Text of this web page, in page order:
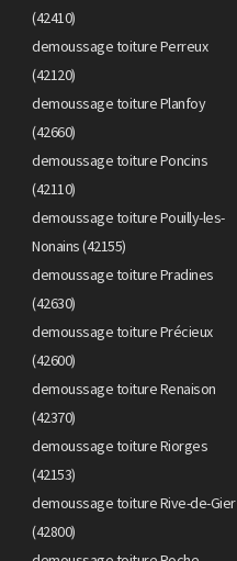
(42410)
demoussage toiture Perreux
(42120)
demoussage toiture Planfoy
(42660)
demoussage toiture Poncins
(42110)
demoussage toiture Pouilly-les-
Nonains (42155)
demoussage toiture Pradines
(42630)
demoussage toiture Précieux
(42600)
demoussage toiture Renaison
(42370)
demoussage toiture Riorges
(42153)
demoussage toiture Rive-de-Gier
(42800)